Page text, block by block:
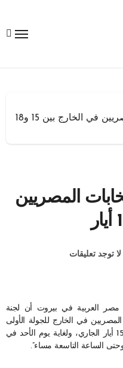
السفارة المصرية: انتخابات المصريين في الخارج بين 15 و18
المصريين
لا توجد تعليقات
في الخارج للجولة الأولى
في هذه الانتخابات، من يوم الخميس في 15 أيار الجاري، ولغاية يوم الأحد في